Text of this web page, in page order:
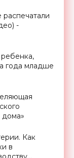
-
года младше
дома»
Как
в